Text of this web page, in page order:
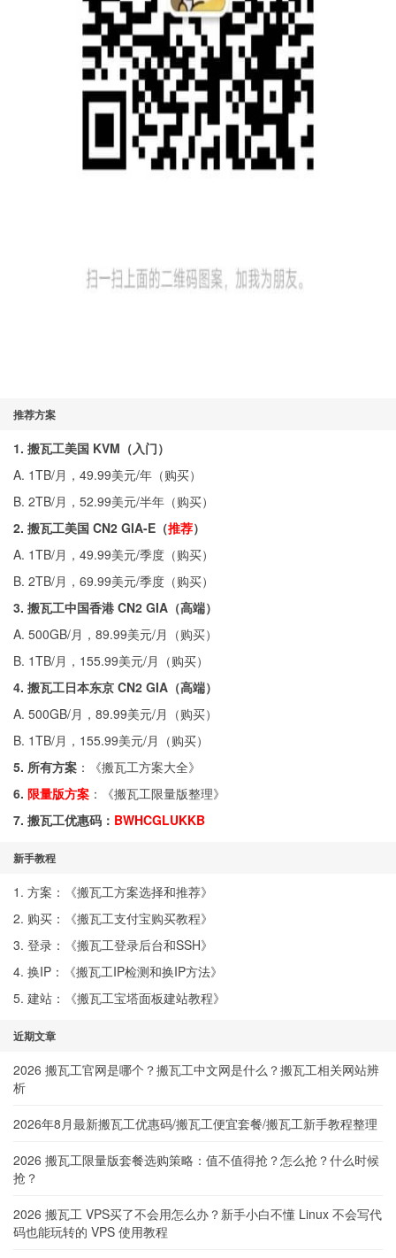
推荐方案
1. 搬瓦工美国 KVM（入门）
A. 1TB/月，49.99美元/年（购买）
B. 2TB/月，52.99美元/半年（购买）
2. 搬瓦工美国 CN2 GIA-E（推荐）
A. 1TB/月，49.99美元/季度（购买）
B. 2TB/月，69.99美元/季度（购买）
3. 搬瓦工中国香港 CN2 GIA（高端）
A. 500GB/月，89.99美元/月（购买）
B. 1TB/月，155.99美元/月（购买）
4. 搬瓦工日本东京 CN2 GIA（高端）
A. 500GB/月，89.99美元/月（购买）
B. 1TB/月，155.99美元/月（购买）
5. 所有方案 ：《搬瓦工方案大全》
6. 限量版方案 ：《搬瓦工限量版整理》
7. 搬瓦工优惠码： BWHCGLUKKB
新手教程
1. 方案：《搬瓦工方案选择和推荐》
2. 购买：《搬瓦工支付宝购买教程》
3. 登录：《搬瓦工登录后台和SSH》
4. 换IP：《搬瓦工IP检测和换IP方法》
5. 建站：《搬瓦工宝塔面板建站教程》
近期文章
2026 搬瓦工官网是哪个？搬瓦工中文网是什么？搬瓦工相关网站辨
析
2026年8月最新搬瓦工优惠码/搬瓦工便宜套餐/搬瓦工新手教程整理
2026 搬瓦工限量版套餐选购策略：值不值得抢？怎么抢？什么时候
抢？
2026 搬瓦工 VPS买了不会用怎么办？新手小白不懂 Linux 不会写代
码也能玩转的 VPS 使用教程